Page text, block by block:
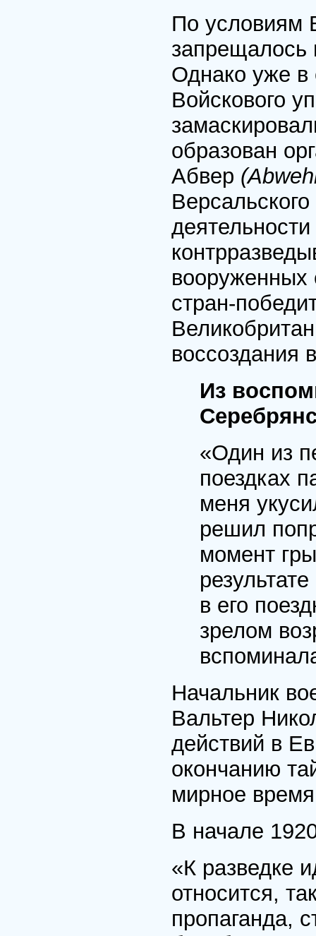
По условиям
запрещалось
Однако уже в
Войскового
образован
Абвер
вооруженных
стран-
воссоздания
Из
«Один из
поездках
меня
решил
момент
в его
зрелом
Начальник
Вальтер
действий в
окончанию
мирное
В начале
«К разведке
относится,
пропаганда,